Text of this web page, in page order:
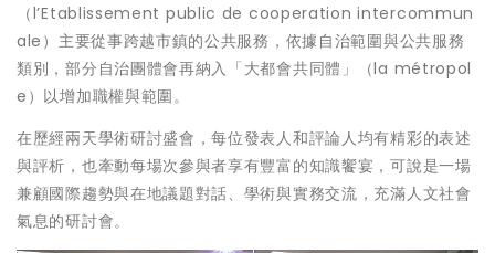
（l’Etablissement public de cooperation intercommun
ale）主要從事跨越市鎮的公共服務，依據自治範圍與公共服務
類別，部分自治團體會再納入「大都會共同體」（la métropol
e）以增加職權與範圍。
在歷經兩天學術研討盛會，每位發表人和評論人均有精彩的表述
與評析，也牽動每場次參與者享有豐富的知識饗宴，可說是一場
兼顧國際趨勢與在地議題對話、學術與實務交流，充滿人文社會
氣息的研討會。